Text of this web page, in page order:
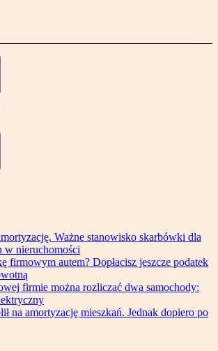
Ważne stanowisko skarbówki dla
w nieruchomości
firmowym autem? Dopłacisz jeszcze podatek
firmie można rozliczać dwa samochody:
na amortyzację mieszkań. Jednak dopiero po